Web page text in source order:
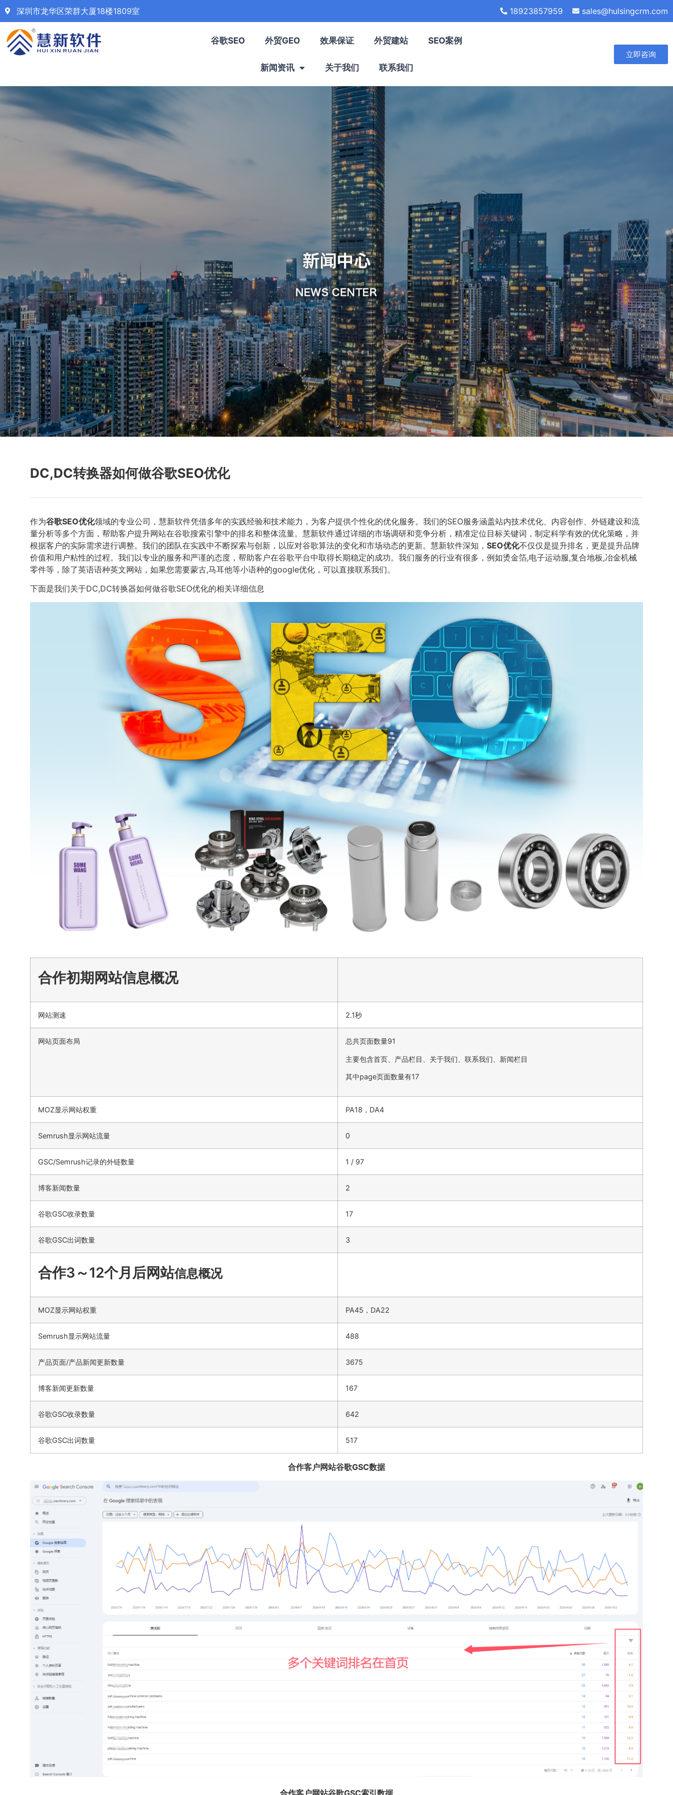
深圳市龙华区荣群大厦18楼1809室 18923857959 sales@hulsingcrm.com
谷歌SEO 外贸GEO 效果保证 外贸建站 SEO案例
新闻资讯 关于我们 联系我们
立即咨询
DC,DC转换器如何做谷歌SEO优化
作为谷歌SEO优化领域的专业公司，慧新软件凭借多年的实践经验和技术能力，为客户提供个性化的优化服务。我们的SEO服务涵盖站内技术优化、内容创作、外链建设和流
量分析等多个方面，帮助客户提升网站在谷歌搜索引擎中的排名和整体流量。慧新软件通过详细的市场调研和竞争分析，精准定位目标关键词，制定科学有效的优化策略，并
根据客户的实际需求进行调整。我们的团队在实践中不断探索与创新，以应对谷歌算法的变化和市场动态的更新。慧新软件深知， SEO优化不仅仅是提升排名，更是提升品牌
价值和用户粘性的过程。我们以专业的服务和严谨的态度，帮助客户在谷歌平台中取得长期稳定的成功。我们服务的行业有很多，例如烫金箔,电子运动服,复合地板,冶金机械
零件等，除了英语语种英文网站，如果您需要蒙古,马耳他等小语种的google优化，可以直接联系我们。
下面是我们关于DC,DC转换器如何做谷歌SEO优化的相关详细信息
合作初期网站信息概况
网站测速 2.1秒
网站页面布局 总共页面数量91
主要包含首页、产品栏目、关于我们、联系我们、新闻栏目
其中page页面数量有17
MOZ显示网站权重 PA18，DA4
Semrush显示网站流量 0
GSC/Semrush记录的外链数量 1 / 97
博客新闻数量 2
谷歌GSC收录数量 17
谷歌GSC出词数量 3
合作3～12个月后网站信息概况
MOZ显示网站权重 PA45，DA22
Semrush显示网站流量 488
产品页面/产品新闻更新数量 3675
博客新闻更新数量 167
谷歌GSC收录数量 642
谷歌GSC出词数量 517
合作客户网站谷歌GSC数据